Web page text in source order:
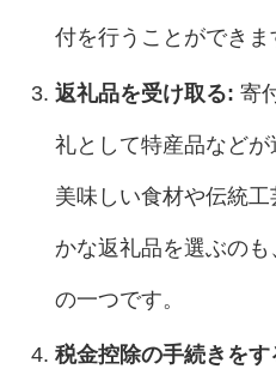
付を行うことができま
返礼品を受け取る: 寄
礼として特産品など
美味しい食材や伝統
かな返礼品を選ぶの
の一つです。
税金控除の手続きをす